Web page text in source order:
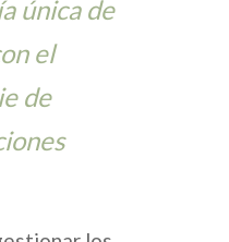
única de
el
de